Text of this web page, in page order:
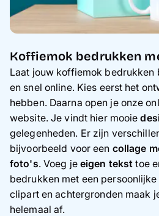
Koffiemok bedrukken
Laat jouw koffiemok bedrukken
en snel online. Kies eerst het
hebben. Daarna open je onze
website. Je vindt hier mooie
gelegenheden. Er zijn
bijvoorbeeld voor een collage
foto's. Voeg je eigen tekst toe
bedrukken met een
clipart en achtergronden maak
helemaal af.